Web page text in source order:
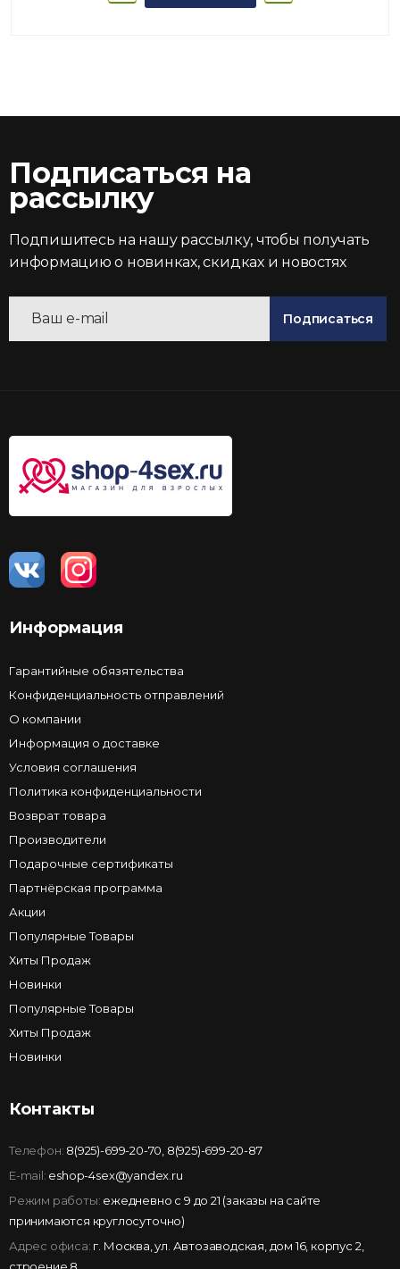
Подписаться на
рассылку
Подпишитесь на нашу рассылку, чтобы получать
информацию о новинках, скидках и новостях
Подписаться
Информация
Гарантийные обязятельства
Конфиденциальность отправлений
О компании
Информация о доставке
Условия соглашения
Политика конфиденциальности
Возврат товара
Производители
Подарочные сертификаты
Партнёрская программа
Акции
Популярные Товары
Хиты Продаж
Новинки
Популярные Товары
Хиты Продаж
Новинки
Контакты
Телефон: 8(925)-699-20-70 8(925)-699-20-87
E-mail: eshop-4sex@yandex.ru
Режим работы: ежедневно с 9 до 21 (заказы на сайте
принимаются круглосуточно)
Адрес офиса: г. Москва, ул. Автозаводская, дом 16, корпус 2,
строение 8